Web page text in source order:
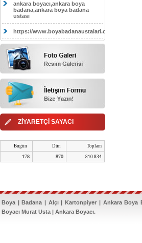
ankara boyacı,ankara boya
badana,ankara boya badana
ustası
https://www.boyabadanaustalari.com/
ZİYARETÇİ SAYACI
Bugün Dün Toplam
178 870 810.834
Boya | Badana | Alçı | Kartonpiyer | Ankara Boya
Boyacı Murat Usta | Ankara Boyacı.